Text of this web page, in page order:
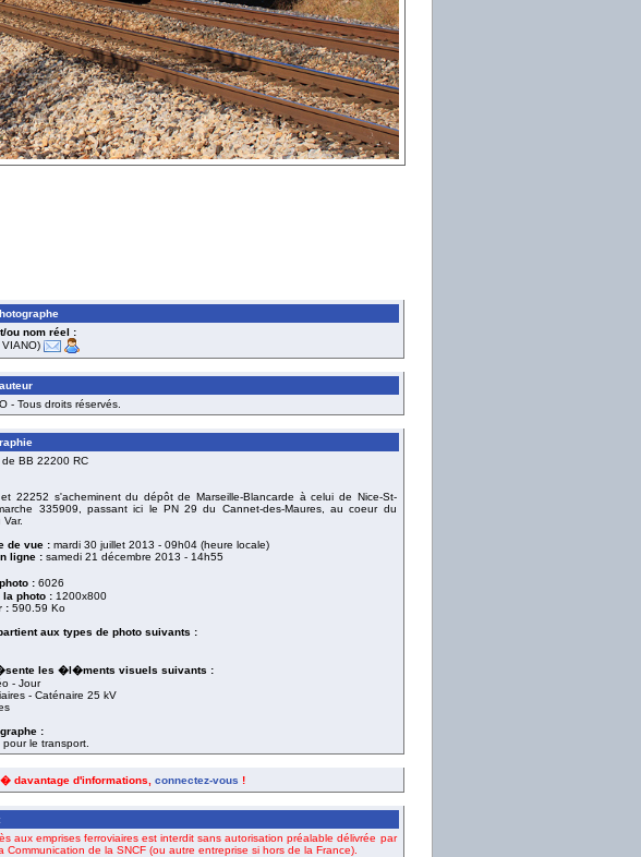
ou nom réel :
- Tous droits réservés.
BB 22200 RC
22252 s'acheminent du dépôt de Marseille-Blancarde à celui de Nice-St-
335909, passant ici le PN 29 du Cannet-des-Maures, au coeur du
de vue : mardi 30 juillet 2013 - 09h04 (heure locale)
ligne : samedi 21 décembre 2013 - 14h55
:6026
la photo :1200x800
:590.59 Ko
aux types de photo suivants :
les �l�ments visuels suivants :
- Jour
- Caténaire 25 kV
:
le transport.
davantage d'informations, connectez-vous !
aux emprises ferroviaires est interdit sans autorisation préalable délivrée par
Communication de la SNCF (ou autre entreprise si hors de la France).